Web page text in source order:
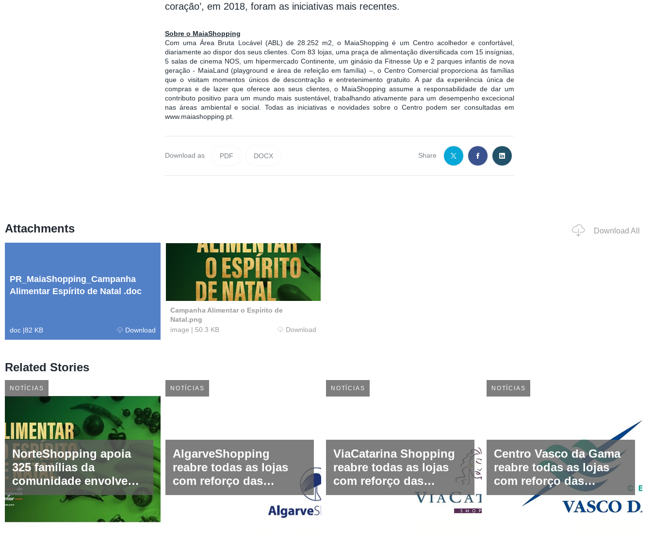
coração’, em 2018, foram as iniciativas mais recentes.
Sobre o MaiaShopping
Com uma Área Bruta Locável (ABL) de 28.252 m2, o MaiaShopping é um Centro acolhedor e confortável,
diariamente ao dispor dos seus clientes. Com 83 lojas, uma praça de alimentação diversificada com 15 insígnias,
5 salas de cinema NOS, um hipermercado Continente, um ginásio da Fitnesse Up e 2 parques infantis de nova
geração - MaiaLand (playground e área de refeição em família) –, o Centro Comercial proporciona às famílias
que o visitam momentos únicos de descontração e entretenimento gratuito. A par da experiência única de
compras e de lazer que oferece aos seus clientes, o MaiaShopping assume a responsabilidade de dar um
contributo positivo para um mundo mais sustentável, trabalhando ativamente para um desempenho excecional
nas áreas ambiental e social. Todas as iniciativas e novidades sobre o Centro podem ser consultadas em
www.maiashopping.pt.
Download as PDF DOCX Share
Attachments Download All
PR_MaiaShopping_Campanha
Alimentar Espírito de Natal .doc
doc |82 KB Download
Campanha Alimentar o Espírito de
Natal.png
image | 50.3 KB Download
Related Stories
NOTÍCIAS
NorteShopping apoia
325 famílias da
comunidade envolvente
com a doação de
cabazes de Natal
NOTÍCIAS
AlgarveShopping
reabre todas as lojas
com reforço das
medidas de segurança
NOTÍCIAS
ViaCatarina Shopping
reabre todas as lojas
com reforço das
medidas de segurança
NOTÍCIAS
Centro Vasco da Gama
reabre todas as lojas
com reforço das
medidas de segurança